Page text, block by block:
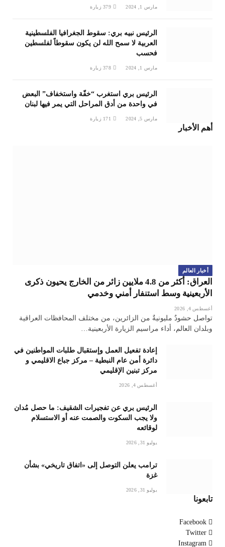
مارس 1, 2024 379 زيارة
الرئيس نبيه بري: سقوط الجغرافيا الفلسطينية
العربية لا سمح الله لن يكون سقوطاً لفلسطين
فحسب
مارس 1, 2024 378 زيارة
الرئيس بري استغرب “خفّة واستخفاف” البعض
في واحدة من أدق المراحل التي يمر فيها لبنان
مارس 5, 2024 171 زيارة
أهم الأخبار
أخبار العالم
العراق: أكثر من 4.8 ملايين زائر من الخارج يحيون ذكرى
الأربعينية وسط استنفار أمني وخدمي
أغسطس 4, 2026
تواصل حشودٌ مليونيةٌ من الزائرين، من مختلف المحافظات العراقية
وبلدان العالم، أداء مراسيم الزيارة الأربعينية…
إعادة تفعيل العمل وإستقبال طلبات المواطنين في
دائرة أمن عام النبطية – مركز جباع الاقليمي و
مركز تبنين الإقليمي
أغسطس 4, 2026
الرئيس بري عن تفجيرات الشقيف: ما حصل مُدان
ولا يجب السكوت والصمت عنه أو الاستسلام
لوقائعه
يوليو 31, 2026
ترامب يعلن التوصل إلى «اتفاق تاريخي» بشأن
غزة
يوليو 31, 2026
تابعونا
Facebook
Twitter
Instagram